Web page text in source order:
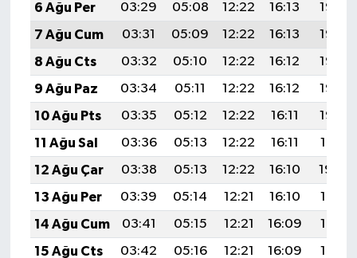
6 Ağu Per
03:29 05:08 12:22 16:13
19:27
7 Ağu Cum
03:31 05:09 12:22 16:13
19:26
8 Ağu Cts
03:32 05:10 12:22 16:12
19:25
9 Ağu Paz
03:34 05:11 12:22 16:12
19:23
10 Ağu Pts
03:35 05:12 12:22 16:11
19:22
11 Ağu Sal
03:36 05:13 12:22 16:11
19:21
12 Ağu Çar
03:38 05:13 12:22 16:10
19:20
13 Ağu Per
03:39 05:14 12:21 16:10
19:18
14 Ağu Cum
03:41 05:15 12:21 16:09
19:17
15 Ağu Cts
03:42 05:16 12:21 16:09
19:16